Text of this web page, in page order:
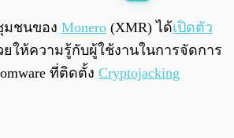
0:00 /0:00
ชนของ Monero (XMR) ได้เปิดตัว
ให้ความรู้กับผู้ใช้งานในการจัดการ
ที่ติดตั้ง Cryptojacking